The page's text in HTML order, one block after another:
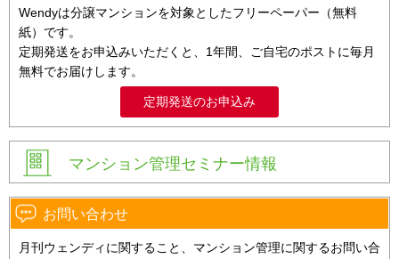
Wendyは分譲マンションを対象としたフリーペーパー（無料
紙）です。
定期発送をお申込みいただくと、1年間、ご自宅のポストに毎月
無料でお届けします。
定期発送のお申込み
マンション管理セミナー情報
お問い合わせ
月刊ウェンディに関すること、マンション管理に関するお問い合